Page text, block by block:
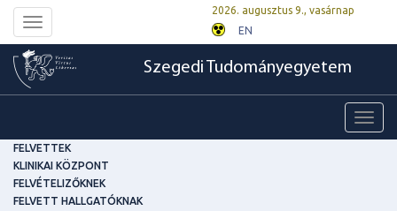
Toggle
navigation
2026. augusztus 9., vasárnap
EN
Szegedi Tudományegyetem
FELVETTEK
KLINIKAI KÖZPONT
FELVÉTELIZŐKNEK
FELVETT HALLGATÓKNAK